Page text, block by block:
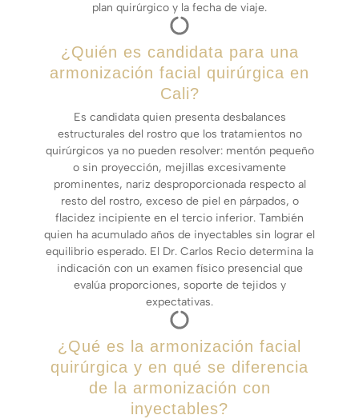
plan quirúrgico y la fecha de viaje.
¿Quién es candidata para una
armonización facial quirúrgica en
Cali?
Es candidata quien presenta desbalances
estructurales del rostro que los tratamientos no
quirúrgicos ya no pueden resolver: mentón pequeño
o sin proyección, mejillas excesivamente
prominentes, nariz desproporcionada respecto al
resto del rostro, exceso de piel en párpados, o
flacidez incipiente en el tercio inferior. También
quien ha acumulado años de inyectables sin lograr el
equilibrio esperado. El Dr. Carlos Recio determina la
indicación con un examen físico presencial que
evalúa proporciones, soporte de tejidos y
expectativas.
¿Qué es la armonización facial
quirúrgica y en qué se diferencia
de la armonización con
inyectables?